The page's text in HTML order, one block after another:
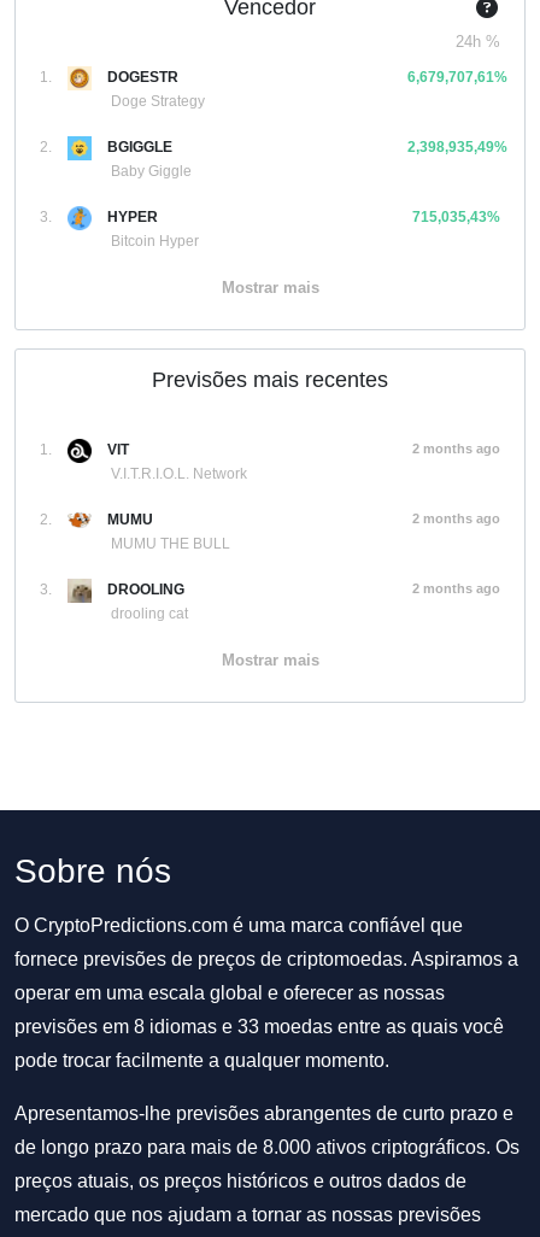
Vencedor
24h %
1.
DOGESTR
Doge Strategy
6,679,707,61%
2.
BGIGGLE
Baby Giggle
2,398,935,49%
3.
HYPER
Bitcoin Hyper
715,035,43%
Mostrar mais
Previsões mais recentes
1.
VIT
V.I.T.R.I.O.L. Network
2 months ago
2.
MUMU
MUMU THE BULL
2 months ago
3.
DROOLING
drooling cat
2 months ago
Mostrar mais
Sobre nós
O CryptoPredictions.com é uma marca confiável que
fornece previsões de preços de criptomoedas. Aspiramos a
operar em uma escala global e oferecer as nossas
previsões em 8 idiomas e 33 moedas entre as quais você
pode trocar facilmente a qualquer momento.
Apresentamos-lhe previsões abrangentes de curto prazo e
de longo prazo para mais de 8.000 ativos criptográficos. Os
preços atuais, os preços históricos e outros dados de
mercado que nos ajudam a tornar as nossas previsões